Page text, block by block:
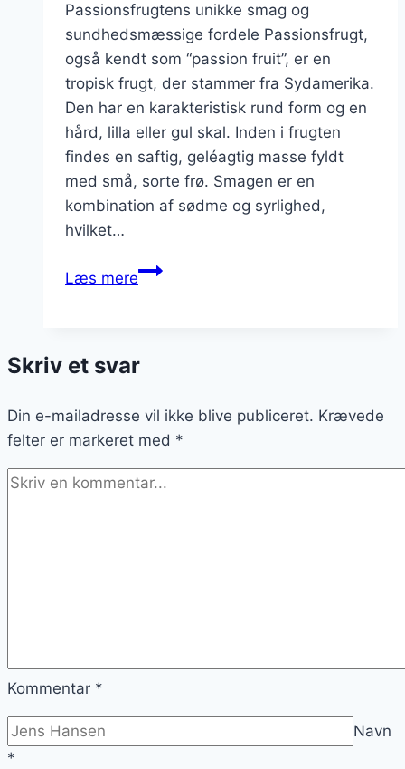
Passionsfrugtens unikke smag og
sundhedsmæssige fordele Passionsfrugt,
også kendt som “passion fruit”, er en
tropisk frugt, der stammer fra Sydamerika.
Den har en karakteristisk rund form og en
hård, lilla eller gul skal. Inden i frugten
findes en saftig, geléagtig masse fyldt
med små, sorte frø. Smagen er en
kombination af sødme og syrlighed,
hvilket…
Læs merePassionsfrugt
ekstra
Skriv et svar
Din e-mailadresse vil ikke blive publiceret. Krævede
felter er markeret med *
Kommentar *
Navn
*